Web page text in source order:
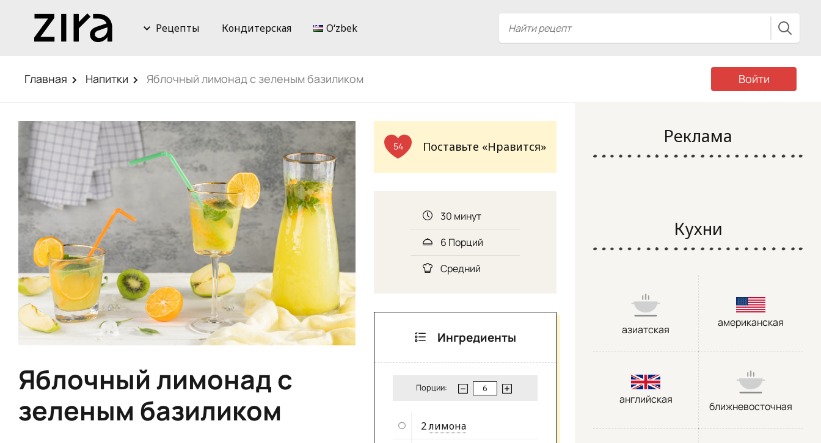
Рецепты Кондитерская Oʻzbek
Главная Напитки Яблочный лимонад с зеленым базиликом Войти
Яблочный лимонад с
зеленым базиликом
54 Поставьте «Нравится»
30 минут
6 Порций
Средний
Ингредиенты
Порции:
2лимона
Реклама
Кухни
азиатская
американская
английская
ближневосточная